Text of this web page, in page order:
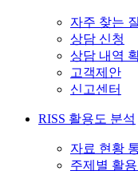
자주 찾는
상담 신청
상담 내역
고객제안
신고센터
RISS 활용도 분석
자료 현황
주제별 활